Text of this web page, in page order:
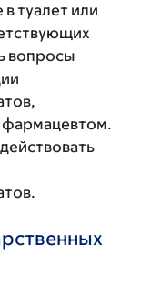
туалет или
вопросы
фармацевтом.